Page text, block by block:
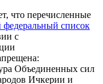
что перечисленные
список
с
Объединенных сил
Ичкерии и